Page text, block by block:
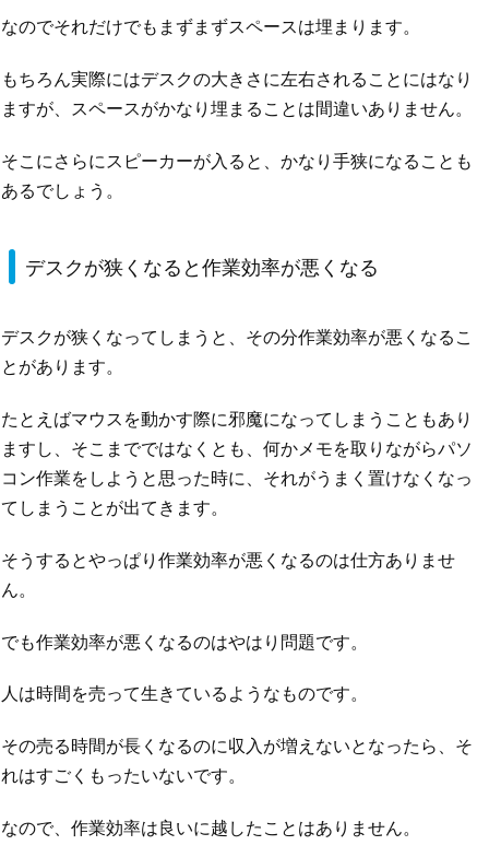
なのでそれだけでもまずまずスペースは埋まります。
もちろん実際にはデスクの大きさに左右されることにはなり
ますが、スペースがかなり埋まることは間違いありません。
そこにさらにスピーカーが入ると、かなり手狭になることも
あるでしょう。
デスクが狭くなると作業効率が悪くなる
デスクが狭くなってしまうと、その分作業効率が悪くなるこ
とがあります。
たとえばマウスを動かす際に邪魔になってしまうこともあり
ますし、そこまでではなくとも、何かメモを取りながらパソ
コン作業をしようと思った時に、それがうまく置けなくなっ
てしまうことが出てきます。
そうするとやっぱり作業効率が悪くなるのは仕方ありませ
ん。
でも作業効率が悪くなるのはやはり問題です。
人は時間を売って生きているようなものです。
その売る時間が長くなるのに収入が増えないとなったら、そ
れはすごくもったいないです。
なので、作業効率は良いに越したことはありません。